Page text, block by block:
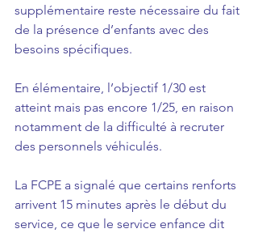
supplémentaire reste nécessaire du fait
de la présence d’enfants avec des
besoins spécifiques.
En élémentaire, l’objectif 1/30 est
atteint mais pas encore 1/25, en raison
notamment de la difficulté à recruter
des personnels véhiculés.
La FCPE a signalé que certains renforts
arrivent 15 minutes après le début du
service, ce que le service enfance dit